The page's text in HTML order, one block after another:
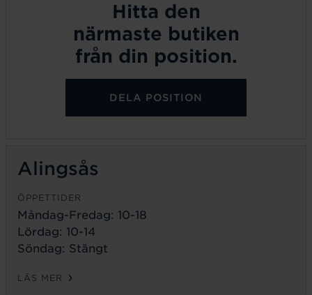
Hitta den
närmaste butiken
från din position.
DELA POSITION
Alingsås
ÖPPETTIDER
Måndag-Fredag: 10-18
Lördag: 10-14
Söndag: Stängt
LÄS MER